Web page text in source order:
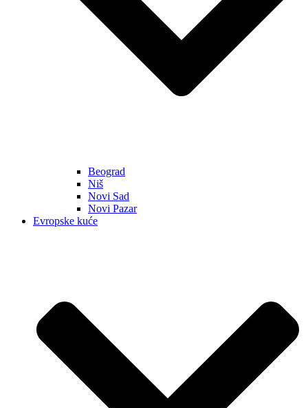
Beograd
Niš
Novi Sad
Novi Pazar
Evropske kuće